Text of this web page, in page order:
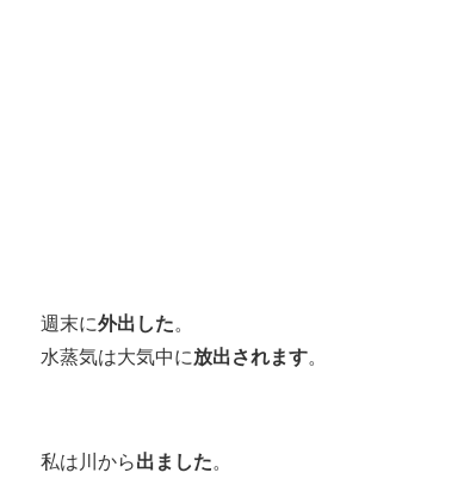
週末に外出した。
水蒸気は大気中に放出されます。
私は川から出ました。